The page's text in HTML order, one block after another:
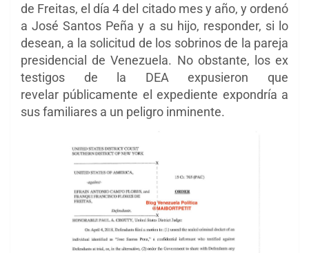
de Freitas, el día 4 del citado mes y año, y ordenó
a José Santos Peña y a su hijo, responder, si lo
desean, a la solicitud de los sobrinos de la pareja
presidencial de Venezuela. No obstante, los ex
testigos de la DEA expusieron que
revelar públicamente el expediente expondría a
sus familiares a un peligro inminente.